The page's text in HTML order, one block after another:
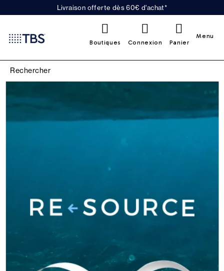
Livraison offerte dès 60€ d'achat*
Boutiques Connexion Panier
Menu